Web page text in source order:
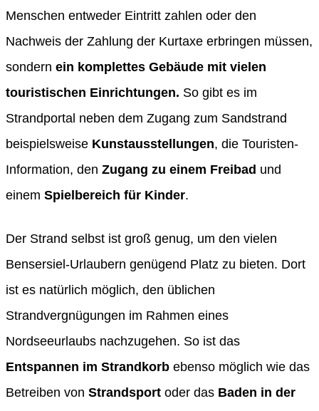
Menschen entweder Eintritt zahlen oder den
Nachweis der Zahlung der Kurtaxe erbringen müssen,
sondern ein komplettes Gebäude mit vielen
touristischen Einrichtungen. So gibt es im
Strandportal neben dem Zugang zum Sandstrand
beispielsweise Kunstausstellungen, die Touristen-
Information, den Zugang zu einem Freibad und
einem Spielbereich für Kinder.
Der Strand selbst ist groß genug, um den vielen
Bensersiel-Urlaubern genügend Platz zu bieten. Dort
ist es natürlich möglich, den üblichen
Strandvergnügungen im Rahmen eines
Nordseeurlaubs nachzugehen. So ist das
Entspannen im Strandkorb ebenso möglich wie das
Betreiben von Strandsport oder das Baden in der